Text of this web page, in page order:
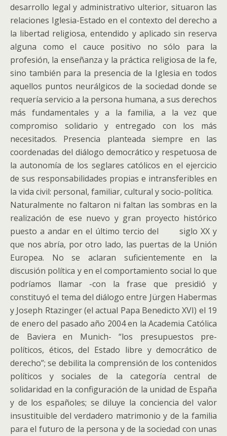
desarrollo legal y administrativo ulterior, situaron las
relaciones Iglesia-Estado en el contexto del derecho a
la libertad religiosa, entendido y aplicado sin reserva
alguna como el cauce positivo no sólo para la
profesión, la enseñanza y la práctica religiosa de la fe,
sino también para la presencia de la Iglesia en todos
aquellos puntos neurálgicos de la sociedad donde se
requería servicio a la persona humana, a sus derechos
más fundamentales y a la familia, a la vez que
compromiso solidario y entregado con los más
necesitados. Presencia planteada siempre en las
coordenadas del diálogo democrático y respetuosa de
la autonomía de los seglares católicos en el ejercicio
de sus responsabilidades propias e intransferibles en
la vida civil: personal, familiar, cultural y socio-política.
Naturalmente no faltaron ni faltan las sombras en la
realización de ese nuevo y gran proyecto histórico
puesto a andar en el último tercio del siglo XX y
que nos abría, por otro lado, las puertas de la Unión
Europea. No se aclaran suficientemente en la
discusión política y en el comportamiento social lo que
podríamos llamar -con la frase que presidió y
constituyó el tema del diálogo entre Jürgen Habermas
y Joseph Rtazinger (el actual Papa Benedicto XVI) el 19
de enero del pasado año 2004 en la Academia Católica
de Baviera en Munich- “los presupuestos pre-
políticos, éticos, del Estado libre y democrático de
derecho”; se debilita la comprensión de los contenidos
políticos y sociales de la categoría central de
solidaridad en la configuración de la unidad de España
y de los españoles; se diluye la conciencia del valor
insustituible del verdadero matrimonio y de la familia
para el futuro de la persona y de la sociedad con unas